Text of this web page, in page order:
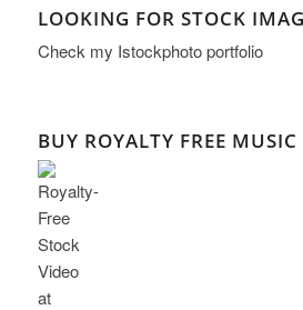
LOOKING FOR STOCK
Check my Istockphoto portfolio
BUY ROYALTY FREE MUSIC